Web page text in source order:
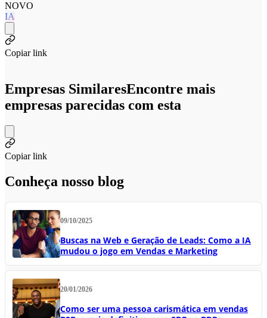
NOVO
IA
Copiar link
Empresas SimilaresEncontre mais
empresas parecidas com esta
Copiar link
Conheça nosso blog
09/10/2025
Buscas na Web e Geração de Leads: Como a IA
mudou o jogo em Vendas e Marketing
20/01/2026
Como ser uma pessoa carismática em vendas